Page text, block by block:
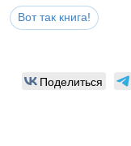
Вот так книга!
Поделиться